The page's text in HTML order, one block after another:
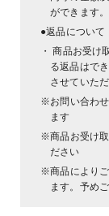
ができます。
●返品について
・ 商品お受け
る返品はで
させていただ
※お問い合わ
ます
※商品お受け
ださい
※商品により
ます。予め